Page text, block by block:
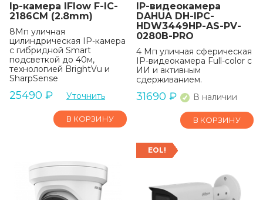
Ip-камера IFlow F-IC-
2186CM (2.8mm)
8Мп уличная
цилиндрическая IP-камера
с гибридной Smart
подсветкой до 40м,
технологией BrightVu и
SharpSense
25490 ₽ Уточнить
В КОРЗИНУ
IP-видеокамера
DAHUA DH-IPC-
HDW3449HP-AS-PV-
0280B-PRO
4 Mп уличная сферическая
IP-видеокамера Full-color с
ИИ и активным
сдерживанием.
31690 ₽ В наличии
В КОРЗИНУ
EOL!